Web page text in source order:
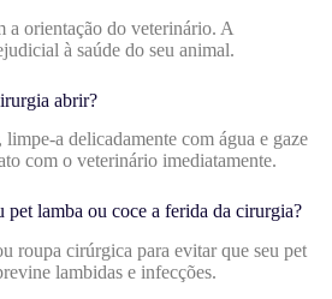
a orientação do veterinário. A
à saúde do seu animal.
abrir?
a delicadamente com água e gaze
com o veterinário imediatamente.
pet lamba ou coce a ferida da cirurgia?
roupa cirúrgica para evitar que seu pet
lambidas e infecções.